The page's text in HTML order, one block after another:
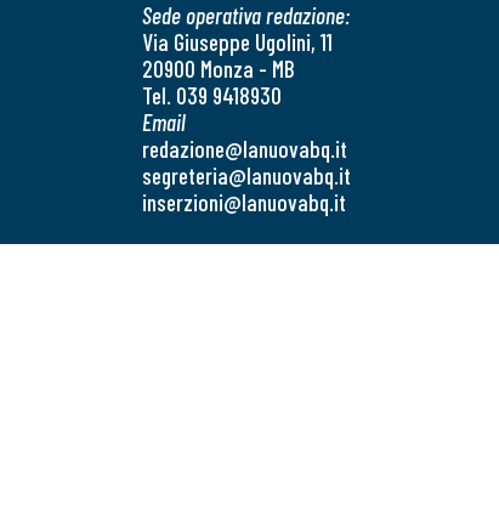
Sede operativa redazione:
Via Giuseppe Ugolini, 11
20900 Monza - MB
Tel. 039 9418930
Email
redazione@lanuovabq.it
segreteria@lanuovabq.it
inserzioni@lanuovabq.it